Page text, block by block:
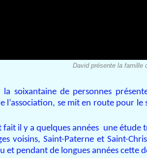
David présente la famille
soixantaine de personnes
l’association, se mit en route pour
fait il y a quelques années une
voisins, Saint-Paterne et Saint-
et pendant de longues années cette